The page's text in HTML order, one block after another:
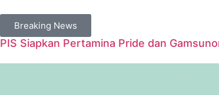
Breaking News
PIS Siapkan Pertamina Pride dan